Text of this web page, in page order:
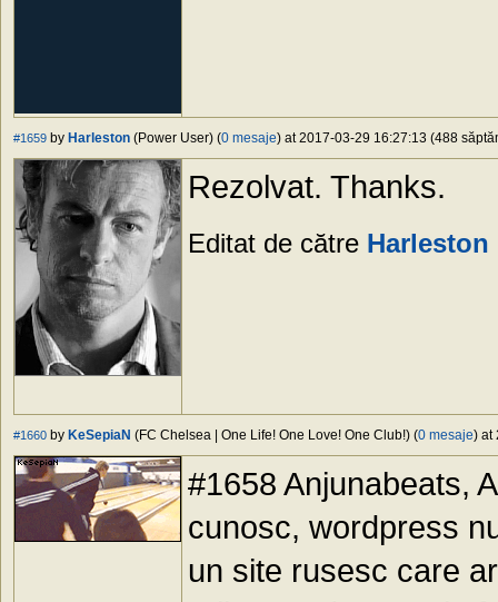
#1659 by Harleston (Power User) (0 mesaje) at 2017-03-29 16:27:13 (488
Rezolvat. Thanks.
Editat de către Harleston
#1660 by KeSepiaN (FC Chelsea | One Life! One Love! One Club!) (0 mesaje) at
#1658 Anjunabeats,
cunosc, wordpress
un site rusesc care